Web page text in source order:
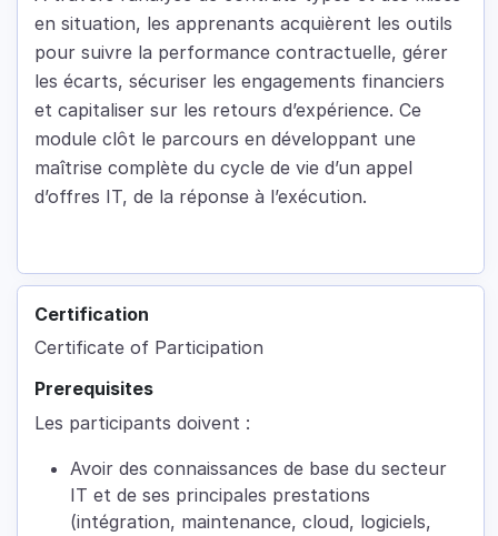
en situation, les apprenants acquièrent les outils
pour suivre la performance contractuelle, gérer
les écarts, sécuriser les engagements financiers
et capitaliser sur les retours d’expérience. Ce
module clôt le parcours en développant une
maîtrise complète du cycle de vie d’un appel
d’offres IT, de la réponse à l’exécution.
Certification
Certificate of Participation
Prerequisites
Les participants doivent :
Avoir des connaissances de base du secteur
IT et de ses principales prestations
(intégration, maintenance, cloud, logiciels,